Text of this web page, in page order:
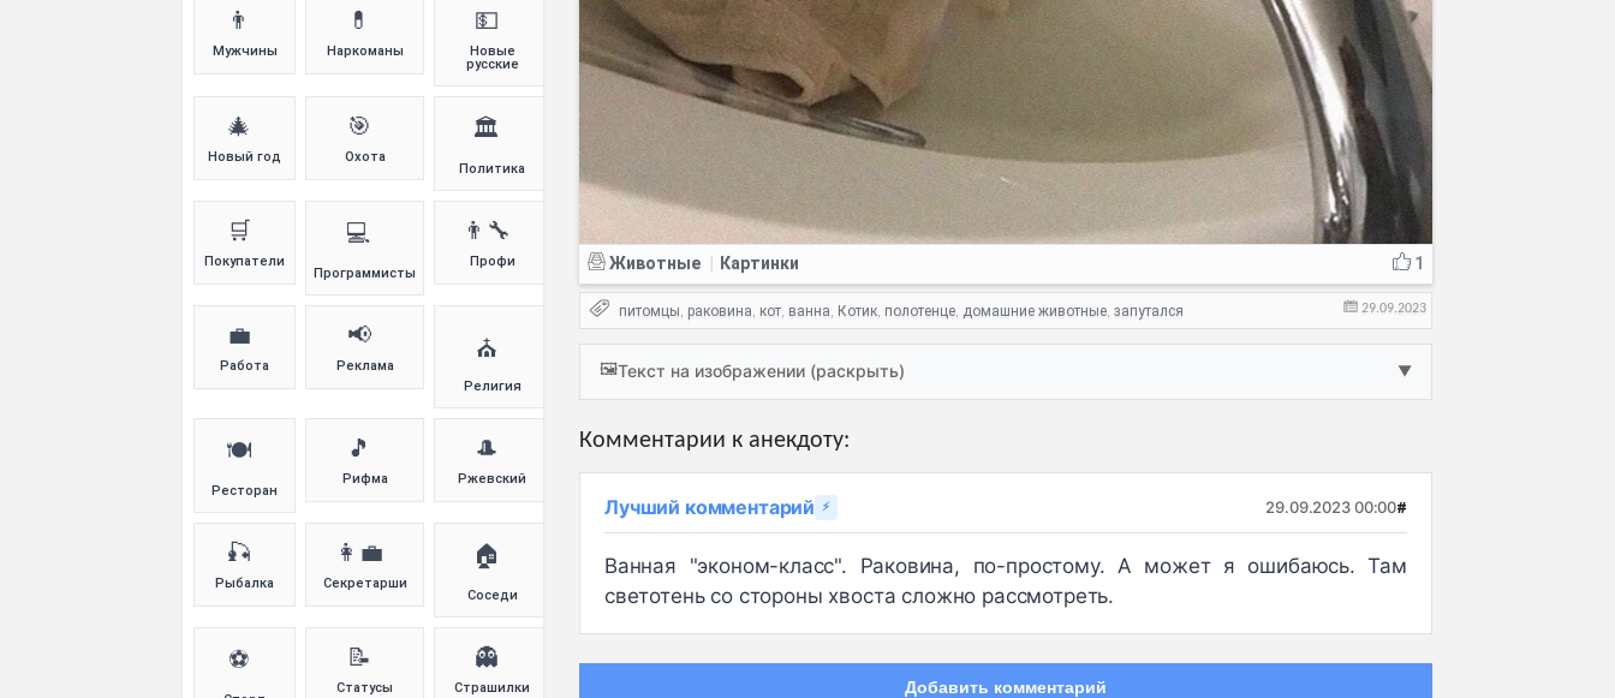
1
Животные Картинки
29.09.2023
питомцы, раковина, кот, ванна, Котик, полотенце, домашние животные, запутался
🖼️Текст на изображении (раскрыть) ▼
Комментарии к анекдоту:
Лучший комментарий ⚡ 29.09.2023 00:00#
Ванная "эконом-класс". Раковина, по-простому. А может я ошибаюсь. Там
светотень со стороны хвоста сложно рассмотреть.
Добавить комментарий
👨
Мужчины
💊
Наркоманы
💵
Новые
русские
🎄
Новый год
🎯
Охота
🏛️
Политика
🛒
Покупатели
💻
Программисты
👨‍🔧
Профи
💼
Работа
📢
Реклама
⛪
Религия
🍽️
Ресторан
🎵
Рифма
🎩
Ржевский
🎣
Рыбалка
👩‍💼
Секретарши
🏠
Соседи
⚽ 📝
Статусы
👻
Страшилки